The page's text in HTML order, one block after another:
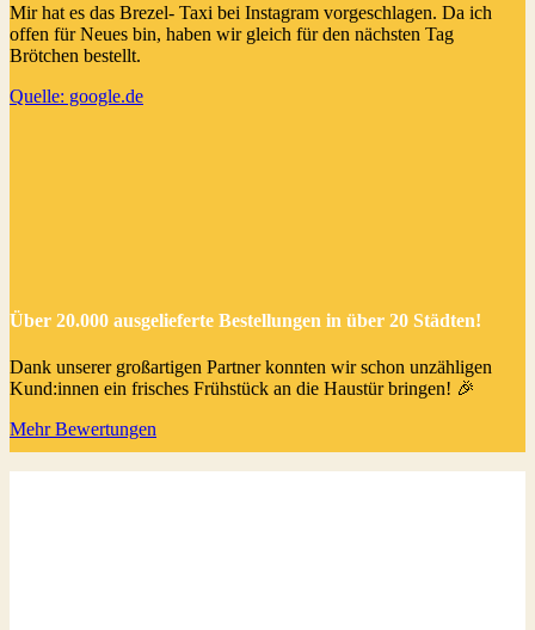
Mir hat es das Brezel- Taxi bei Instagram vorgeschlagen. Da ich
offen für Neues bin, haben wir gleich für den nächsten Tag
Brötchen bestellt.
Quelle: google.de
Über 20.000 ausgelieferte Bestellungen in über 20 Städten!
Dank unserer großartigen Partner konnten wir schon unzähligen
Kund:innen ein frisches Frühstück an die Haustür bringen! 🎉
Mehr Bewertungen